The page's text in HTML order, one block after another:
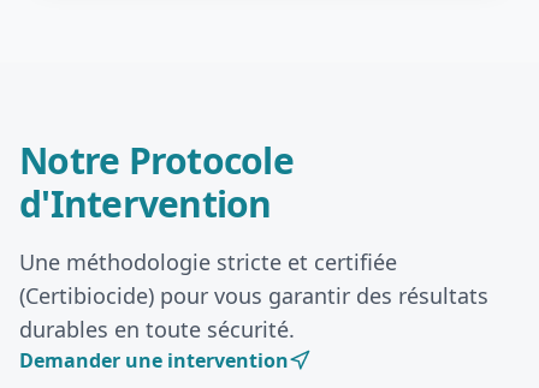
Notre Protocole
d'Intervention
Une méthodologie stricte et certifiée
(Certibiocide) pour vous garantir des résultats
durables en toute sécurité.
Demander une intervention